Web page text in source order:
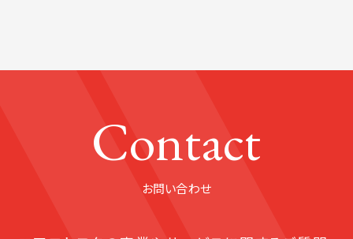
Contact
お問い合わせ